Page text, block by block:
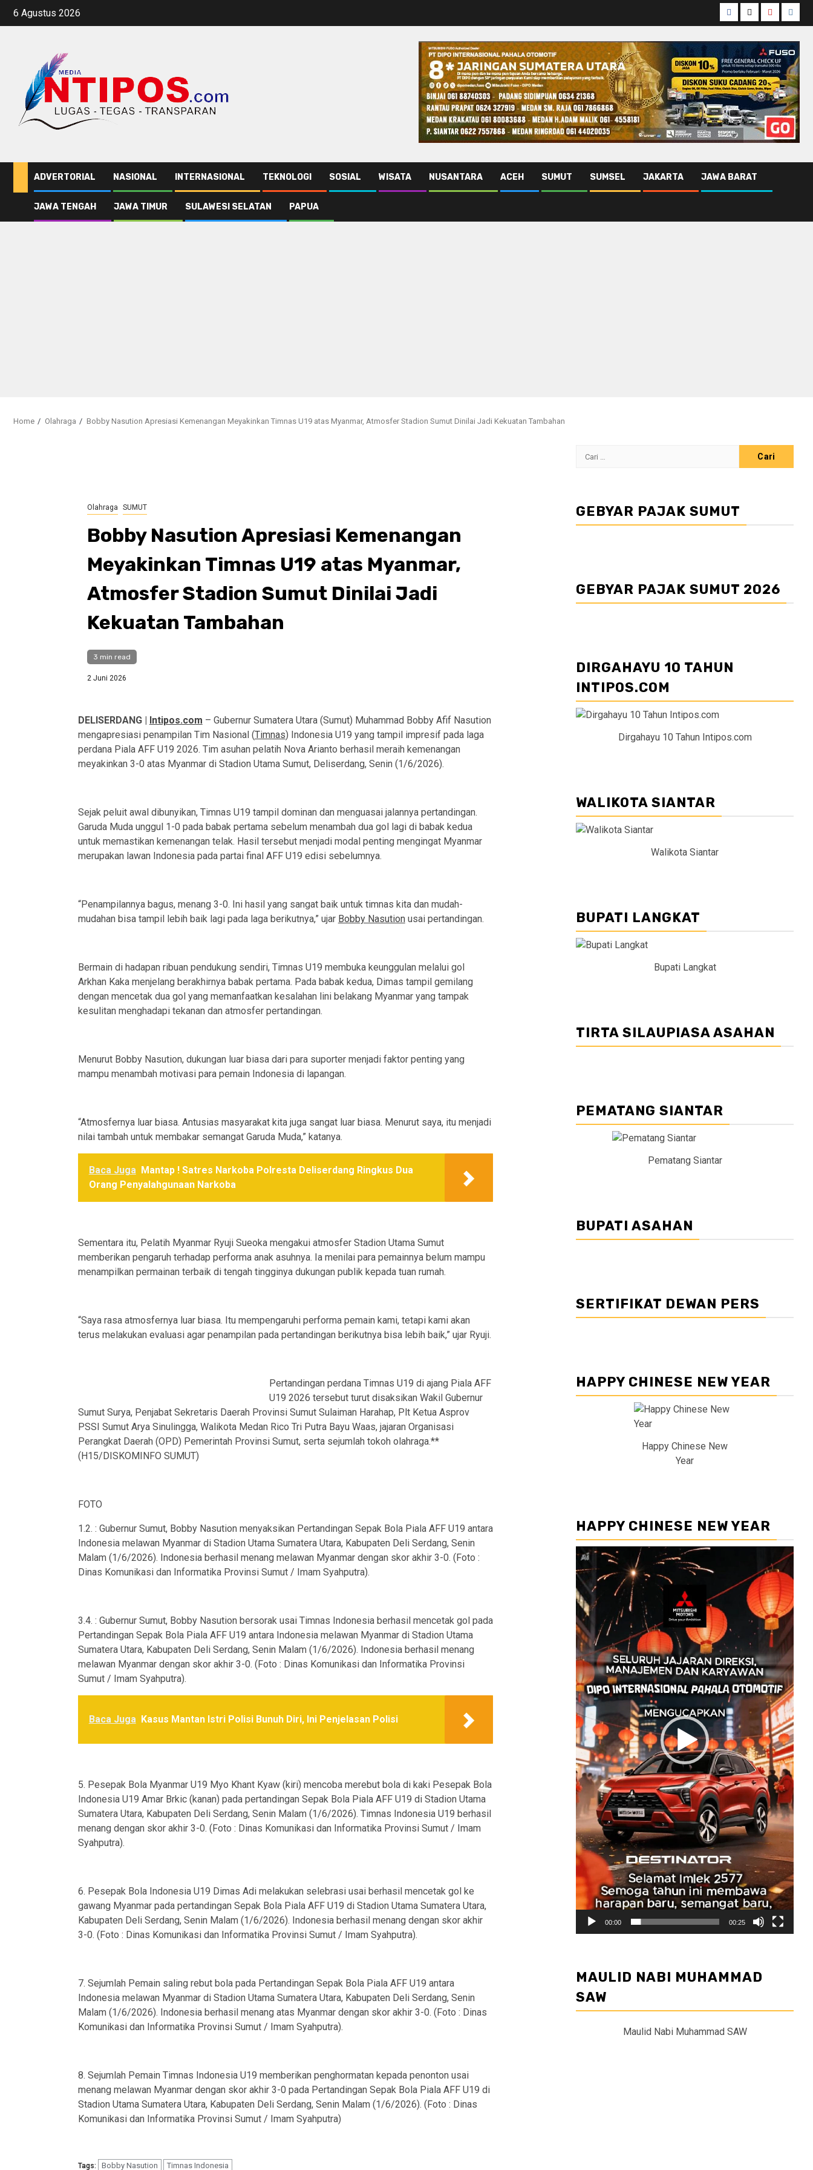
Skip
6 Agustus 2026 Facebook
TwitterYoutube
ADVERTORIAL NASIONAL INTERNASIONAL TEKNOLOGI SOSIAL WISATA NUSANTARA ACEH SUMUT SUMSEL JAKARTA JAWA BARAT
JAWA TENGAH JAWA TIMUR SULAWESI SELATAN PAPUA
Home Olahraga Bobby Nasution Apresiasi Kemenangan Meyakinkan Timnas U19 atas Myanmar, Atmosfer Stadion Sumut Dinilai Jadi Kekuatan Tambahan
Olahraga SUMUT
Bobby Nasution Apresiasi Kemenangan
Meyakinkan Timnas U19 atas Myanmar,
Atmosfer Stadion Sumut Dinilai Jadi
Kekuatan Tambahan
3 min read
2 Juni 2026
DELISERDANG | Intipos.com – Gubernur Sumatera Utara (Sumut) Muhammad Bobby Afif Nasution
mengapresiasi penampilan Tim Nasional (Timnas) Indonesia U19 yang tampil impresif pada laga
perdana Piala AFF U19 2026. Tim asuhan pelatih Nova Arianto berhasil meraih kemenangan
meyakinkan 3-0 atas Myanmar di Stadion Utama Sumut, Deliserdang, Senin (1/6/2026).
Sejak peluit awal dibunyikan, Timnas U19 tampil dominan dan menguasai jalannya pertandingan.
Garuda Muda unggul 1-0 pada babak pertama sebelum menambah dua gol lagi di babak kedua
untuk memastikan kemenangan telak. Hasil tersebut menjadi modal penting mengingat Myanmar
merupakan lawan Indonesia pada partai final AFF U19 edisi sebelumnya.
“Penampilannya bagus, menang 3-0. Ini hasil yang sangat baik untuk timnas kita dan mudah-
mudahan bisa tampil lebih baik lagi pada laga berikutnya,” ujar Bobby Nasutionusai pertandingan.
Bermain di hadapan ribuan pendukung sendiri, Timnas U19 membuka keunggulan melalui gol
Arkhan Kaka menjelang berakhirnya babak pertama. Pada babak kedua, Dimas tampil gemilang
dengan mencetak dua gol yang memanfaatkan kesalahan lini belakang Myanmar yang tampak
kesulitan menghadapi tekanan dan atmosfer pertandingan.
Menurut Bobby Nasution, dukungan luar biasa dari para suporter menjadi faktor penting yang
mampu menambah motivasi para pemain Indonesia di lapangan.
“Atmosfernya luar biasa. Antusias masyarakat kita juga sangat luar biasa. Menurut saya, itu menjadi
nilai tambah untuk membakar semangat Garuda Muda,” katanya.
Baca Juga Mantap ! Satres Narkoba Polresta Deliserdang Ringkus Dua
Orang Penyalahgunaan Narkoba
Sementara itu, Pelatih Myanmar Ryuji Sueoka mengakui atmosfer Stadion Utama Sumut
memberikan pengaruh terhadap performa anak asuhnya. Ia menilai para pemainnya belum mampu
menampilkan permainan terbaik di tengah tingginya dukungan publik kepada tuan rumah.
“Saya rasa atmosfernya luar biasa. Itu mempengaruhi performa pemain kami, tetapi kami akan
terus melakukan evaluasi agar penampilan pada pertandingan berikutnya bisa lebih baik,” ujar Ryuji.
Pertandingan perdana Timnas U19 di ajang Piala AFF
U19 2026 tersebut turut disaksikan Wakil Gubernur
Sumut Surya, Penjabat Sekretaris Daerah Provinsi Sumut Sulaiman Harahap, Plt Ketua Asprov
PSSI Sumut Arya Sinulingga, Walikota Medan Rico Tri Putra Bayu Waas, jajaran Organisasi
Perangkat Daerah (OPD) Pemerintah Provinsi Sumut, serta sejumlah tokoh olahraga.**
(H15/DISKOMINFO SUMUT)
FOTO
1.2. : Gubernur Sumut, Bobby Nasution menyaksikan Pertandingan Sepak Bola Piala AFF U19 antara
Indonesia melawan Myanmar di Stadion Utama Sumatera Utara, Kabupaten Deli Serdang, Senin
Malam (1/6/2026). Indonesia berhasil menang melawan Myanmar dengan skor akhir 3-0. (Foto :
Dinas Komunikasi dan Informatika Provinsi Sumut / Imam Syahputra).
3.4. : Gubernur Sumut, Bobby Nasution bersorak usai Timnas Indonesia berhasil mencetak gol pada
Pertandingan Sepak Bola Piala AFF U19 antara Indonesia melawan Myanmar di Stadion Utama
Sumatera Utara, Kabupaten Deli Serdang, Senin Malam (1/6/2026). Indonesia berhasil menang
melawan Myanmar dengan skor akhir 3-0. (Foto : Dinas Komunikasi dan Informatika Provinsi
Sumut / Imam Syahputra).
Baca Juga Kasus Mantan Istri Polisi Bunuh Diri, Ini Penjelasan Polisi
5. Pesepak Bola Myanmar U19 Myo Khant Kyaw (kiri) mencoba merebut bola di kaki Pesepak Bola
Indonesia U19 Amar Brkic (kanan) pada pertandingan Sepak Bola Piala AFF U19 di Stadion Utama
Sumatera Utara, Kabupaten Deli Serdang, Senin Malam (1/6/2026). Timnas Indonesia U19 berhasil
menang dengan skor akhir 3-0. (Foto : Dinas Komunikasi dan Informatika Provinsi Sumut / Imam
Syahputra).
6. Pesepak Bola Indonesia U19 Dimas Adi melakukan selebrasi usai berhasil mencetak gol ke
gawang Myanmar pada pertandingan Sepak Bola Piala AFF U19 di Stadion Utama Sumatera Utara,
Kabupaten Deli Serdang, Senin Malam (1/6/2026). Indonesia berhasil menang dengan skor akhir
3-0. (Foto : Dinas Komunikasi dan Informatika Provinsi Sumut / Imam Syahputra).
7. Sejumlah Pemain saling rebut bola pada Pertandingan Sepak Bola Piala AFF U19 antara
Indonesia melawan Myanmar di Stadion Utama Sumatera Utara, Kabupaten Deli Serdang, Senin
Malam (1/6/2026). Indonesia berhasil menang atas Myanmar dengan skor akhir 3-0. (Foto : Dinas
Komunikasi dan Informatika Provinsi Sumut / Imam Syahputra).
8. Sejumlah Pemain Timnas Indonesia U19 memberikan penghormatan kepada penonton usai
menang melawan Myanmar dengan skor akhir 3-0 pada Pertandingan Sepak Bola Piala AFF U19 di
Stadion Utama Sumatera Utara, Kabupaten Deli Serdang, Senin Malam (1/6/2026). (Foto : Dinas
Komunikasi dan Informatika Provinsi Sumut / Imam Syahputra)
Tags: Bobby Nasution Timnas Indonesia
Cari
GEBYAR PAJAK SUMUT
GEBYAR PAJAK SUMUT 2026
DIRGAHAYU 10 TAHUN
INTIPOS.COM
Dirgahayu 10 Tahun Intipos.com
WALIKOTA SIANTAR
Walikota Siantar
BUPATI LANGKAT
Bupati Langkat
TIRTA SILAUPIASA ASAHAN
PEMATANG SIANTAR
Pematang Siantar
BUPATI ASAHAN
SERTIFIKAT DEWAN PERS
HAPPY CHINESE NEW YEAR
Happy Chinese New
Year
HAPPY CHINESE NEW YEAR
Pemutar
Video
00:00 00:25
MAULID NABI MUHAMMAD
SAW
Maulid Nabi Muhammad SAW